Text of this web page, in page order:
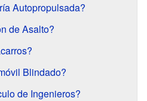
Autopropulsada?
de Asalto?
Blindado?
de Ingenieros?